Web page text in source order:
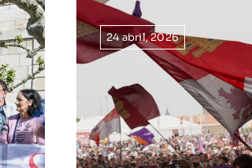
24 abril, 2026